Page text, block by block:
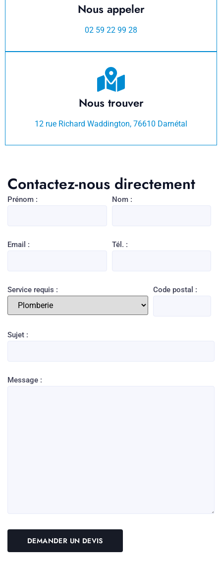
Nous appeler
02 59 22 99 28
Nous trouver
12 rue Richard Waddington, 76610 Darnétal
Contactez-nous directement
Prénom : Nom :
Email : Tél. :
Service requis : Code postal :
Sujet :
Message :